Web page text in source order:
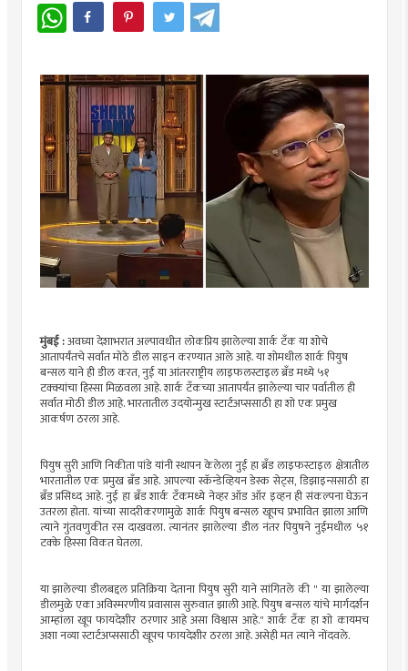
WhatsApp
मुंबई :अवघ्या देशाभरात अल्पावधीत लोकप्रिय झालेल्या शार्क टँक या शोचे
आतापर्यंतचे सर्वात मोठे डील साइन करण्यात आले आहे. या शोमधील शार्क पियुष
बन्सल याने ही डील करत, नुई या आंतरराष्ट्रीय लाइफलस्टाइल ब्रँड मध्ये ५१
टक्क्यांचा हिस्सा मिळवला आहे. शार्क टँकच्या आतापर्यंत झालेल्या चार पर्वातील ही
सर्वात मोठी डील आहे. भारतातील उदयोन्मुख स्टार्टअप्ससाठी हा शो एक प्रमुख
आकर्षण ठरला आहे.
पियुष सुरी आणि निकीता पांडे यांनी स्थापन केलेला नुई हा ब्रँड लाइफस्टाइल क्षेत्रातील
भारतातील एक प्रमुख ब्रँड आहे. आपल्या स्कॅन्डेव्हियन डेस्क सेट्स, डिझाइन्ससाठी हा
ब्रँड प्रसिध्द आहे. नुई हा ब्रँड शार्क टँकमध्ये नेव्हर ऑड ऑर इव्हन ही संकल्पना घेऊन
उतरला होता. यांच्या सादरीकरणामुळे शार्क पियुष बन्सल खूपच प्रभावित झाला आणि
त्याने गुंतवणुकीत रस दाखवला. त्यानंतर झालेल्या डील नंतर पियुषने नुईमधील ५१
टक्के हिस्सा विकत घेतला.
या झालेल्या डीलबद्दल प्रतिक्रिया देताना पियुष सुरी याने सांगितले की " या झालेल्या
डीलमुळे एका अविस्मरणीय प्रवासास सुरुवात झाली आहे. पियुष बन्सल यांचे मार्गदर्शन
आम्हांला खूप फायदेशीर ठरणार आहे असा विश्वास आहे." शार्क टँक हा शो कायमच
अशा नव्या स्टार्टअप्ससाठी खूपच फायदेशीर ठरला आहे. असेही मत त्याने नोंदवले.